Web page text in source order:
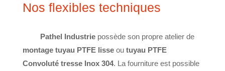
Nos flexibles techniques
Pathel Industrie possède son propre atelier de
montage tuyau PTFE lisse ou tuyau PTFE
Convoluté tresse Inox 304. La fourniture est possible